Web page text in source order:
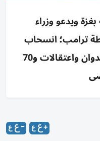
ويدعو وزراء
ترامب؛ انسحاب
من قلنديا وكفر عقب بعد عدوان واعتقالات و70